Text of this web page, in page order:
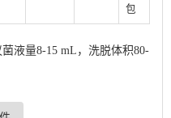
包
液量8-15 mL，洗脱体积80-